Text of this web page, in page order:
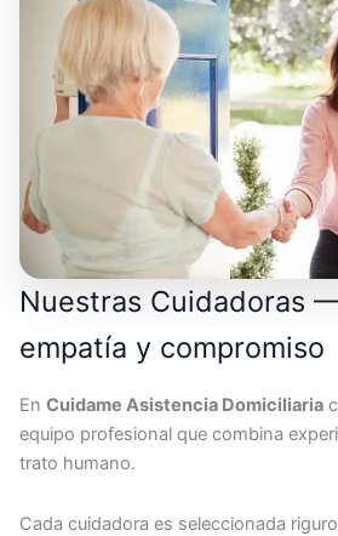
Nuestras Cuidadoras
empatía y compromiso
En Cuidame Asistencia Domiciliaria
equipo profesional que combina
trato humano.
Cada cuidadora es seleccionada